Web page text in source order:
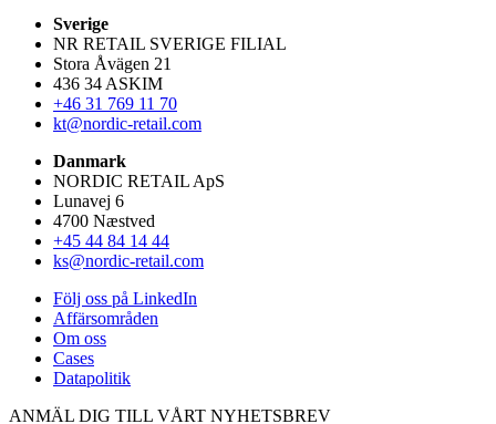
Sverige
NR RETAIL SVERIGE FILIAL
Stora Åvägen 21
436 34 ASKIM
+46 31 769 11 70
kt@nordic-retail.com
Danmark
NORDIC RETAIL ApS
Lunavej 6
4700 Næstved
+45 44 84 14 44
ks@nordic-retail.com
Följ oss på LinkedIn
Affärsområden
Om oss
Cases
Datapolitik
ANMÄL DIG TILL VÅRT NYHETSBREV